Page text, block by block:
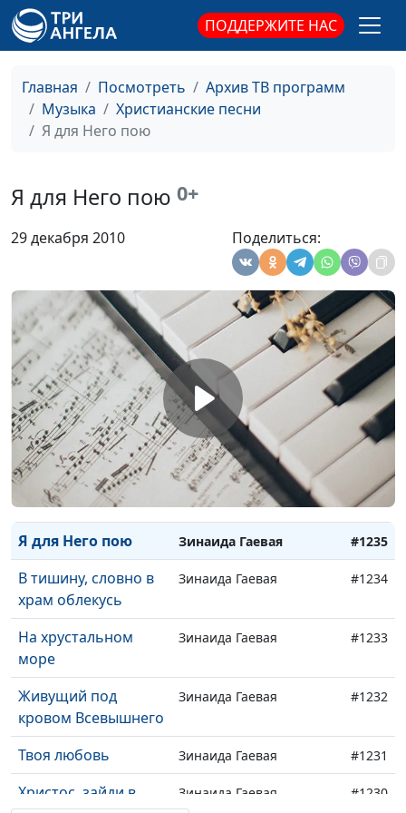
ПОДДЕРЖИТЕ НАС
Главная Посмотреть
Архив ТВ программ
Музыка
Христианские песни
Я для Него пою
Я для Него пою 0+
29 декабря 2010 Поделиться:
Лишь Тобой
Наталья Курелова,
Аккомпанемент - Илья
#1243
Прости, Господь
Зинаида Гаевая,
Через года
Зинаида Гаевая,
Зинаида Гаевая,
Аккомпанемент - Илья
Курелов
#1240
Лишь на крест
Зинаида Гаевая,
Аккомпанемент - Илья
Курелов
#1239
Воспоминание Зинаида Гаевая #1238
Раскаяние Зинаида Гаевая
Ночи нет Зинаида Гаевая #1236
Я для Него пою Зинаида Гаевая #1235
В тишину, словно в
храм облекусь
Зинаида Гаевая #1234
На хрустальном
море
Зинаида Гаевая #1233
Живущий под
кровом Всевышнего
Зинаида Гаевая #1232
Твоя любовь Зинаида Гаевая #1231
Христос, зайди в
Зинаида Гаевая #1230